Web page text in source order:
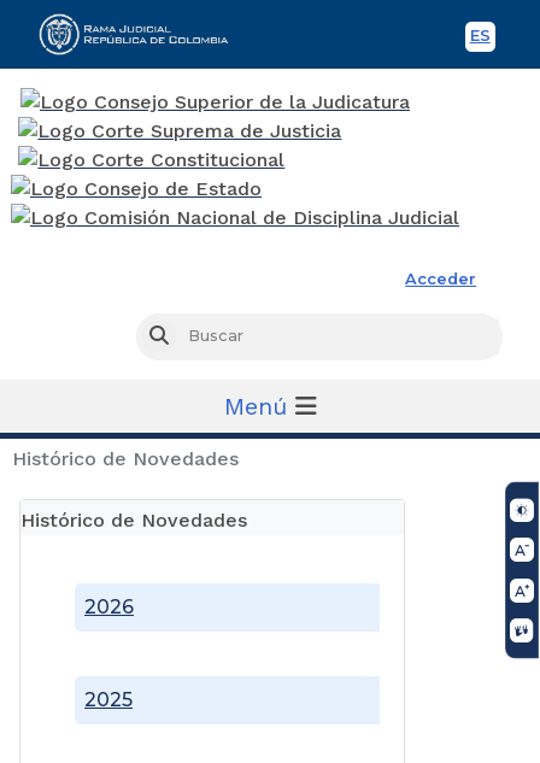
ES
Acceder
Buscar
Menú
Histórico de Novedades
Histórico de Novedades
2025
2026